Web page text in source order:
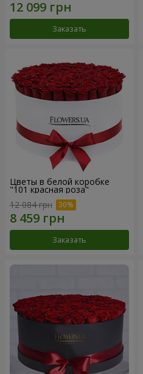
Заказать
Цветы в белой коробке
"101 красная роза"
12 084 грн
Заказать